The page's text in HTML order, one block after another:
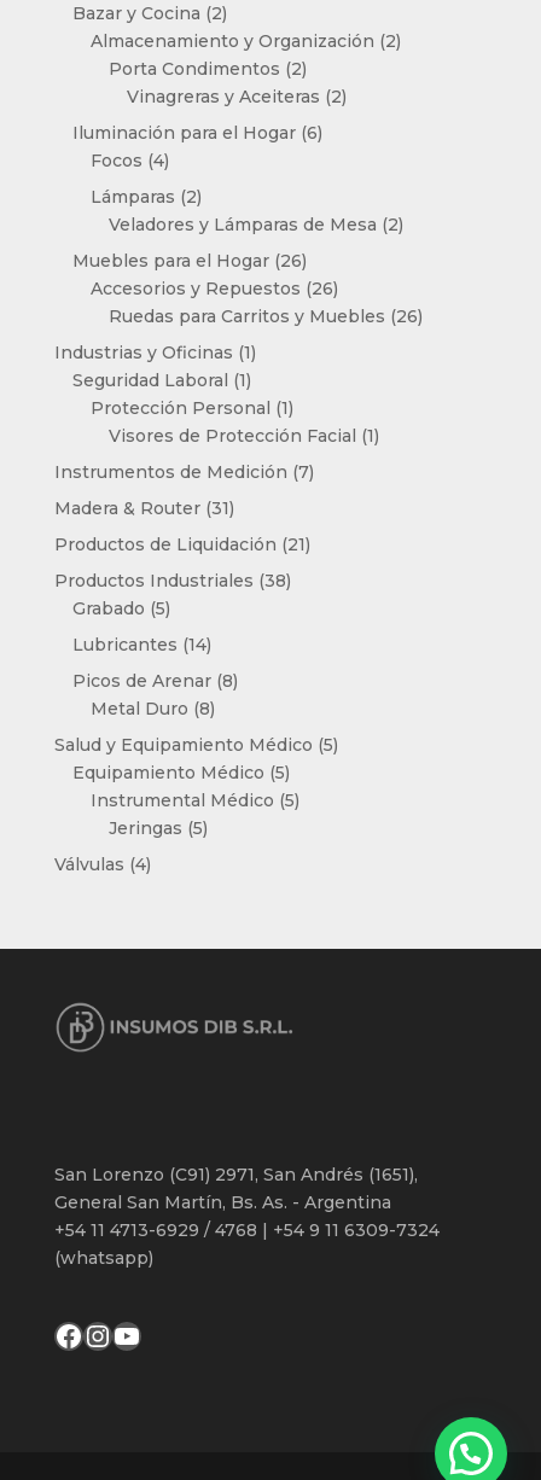
Bazar y Cocina 22
productos
Almacenamiento y Organización 22
Porta Condimentos 22
productos
Vinagreras y Aceiteras 22
Iluminación para el Hogar 66
Focos 44
productos
Lámparas 22
productos
Veladores y Lámparas de Mesa 22
Muebles para el Hogar 2626
productos
Accesorios y Repuestos 2626
productos
Ruedas para Carritos y Muebles 2626
Industrias y Oficinas 11
producto
Seguridad Laboral 11
producto
Protección Personal 11
producto
Visores de Protección Facial 11
Instrumentos de Medición 77
Madera & Router 3131
productos
Productos de Liquidación 2121
Productos Industriales 3838
Grabado 55
productos
Lubricantes 1414
productos
Picos de Arenar 88
Metal Duro 88
productos
Salud y Equipamiento Médico 55
Equipamiento Médico 55
productos
Instrumental Médico 55
Jeringas 55
Válvulas 44
San Lorenzo (C91) 2971, San Andrés (1651),
General San Martín, Bs. As. - Argentina
+54 11 4713-6929 / 4768 | +54 9 11 6309-7324
(whatsapp)
Facebook
Instagram
YouTube